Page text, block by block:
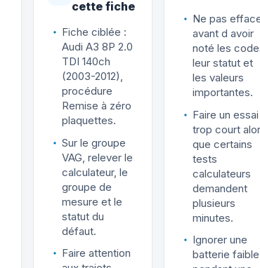
cette fiche
Fiche ciblée :
Audi A3 8P 2.0
TDI 140ch
(2003-2012),
procédure
Remise à zéro
plaquettes.
Sur le groupe
VAG, relever le
calculateur, le
groupe de
mesure et le
statut du
défaut.
Faire attention
Ne pas
avant d avoir
noté les
leur statut et
les valeurs
importantes.
Faire un essai
trop court
que certains
tests
calculateurs
demandent
plusieurs
minutes.
Ignorer une
batterie faible